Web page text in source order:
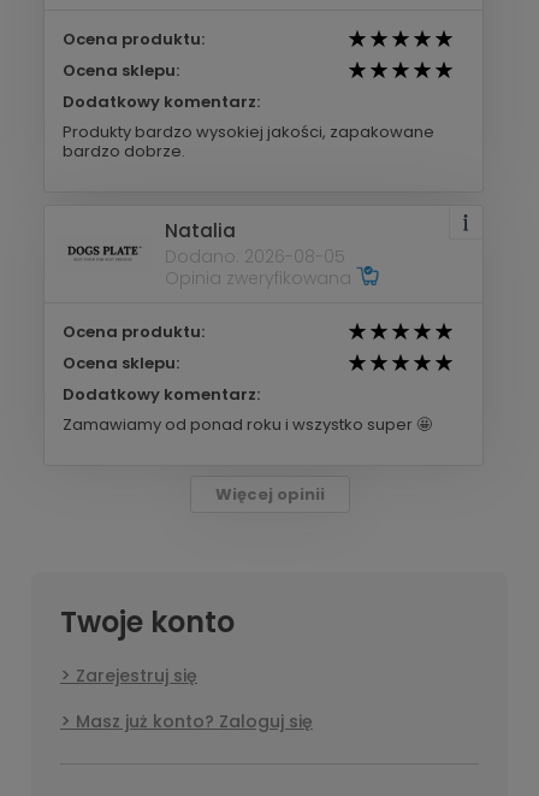
Ocena produktu:
Ocena sklepu:
Dodatkowy komentarz:
Produkty bardzo wysokiej jakości, zapakowane
bardzo dobrze.
Natalia
Dodano: 2026-08-05
Opinia zweryfikowana
Ocena produktu:
Ocena sklepu:
Dodatkowy komentarz:
Zamawiamy od ponad roku i wszystko super 🤩
Więcej opinii
Twoje konto
Zarejestruj się
Masz już konto? Zaloguj się